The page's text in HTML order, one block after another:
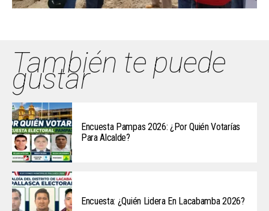
También te puede
gustar
Encuesta Pampas 2026: ¿Por Quién Votarías
Para Alcalde?
Encuesta: ¿Quién Lidera En Lacabamba 2026?